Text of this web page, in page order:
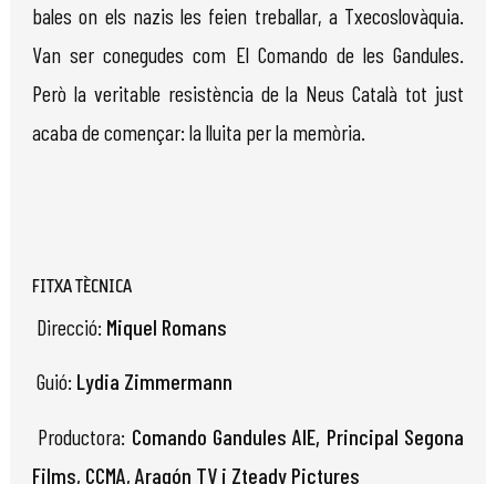
bales on els nazis les feien treballar, a Txecoslovàquia.
Van ser conegudes com El Comando de les Gandules.
Però la veritable resistència de la Neus Català tot just
acaba de començar: la lluita per la memòria.
FITXA TÈCNICA
Direcció: Miquel Romans
Guió: Lydia Zimmermann
Productora: Comando Gandules AIE, Principal Segona
Films, CCMA, Aragón TV i Zteady Pictures